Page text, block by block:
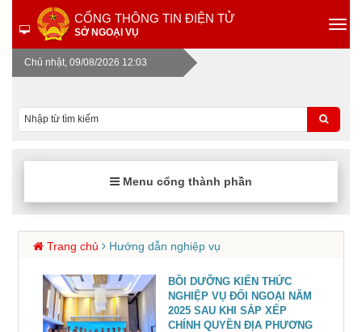
CỔNG THÔNG TIN ĐIỆN TỬ
SỞ NGOẠI VỤ
Chủ nhật, 09/08/2026 12:03
Menu cổng thành phần
Trang chủ Hướng dẫn nghiệp vụ
BỒI DƯỠNG KIẾN THỨC
NGHIỆP VỤ ĐỐI NGOẠI NĂM
2025 SAU KHI SẮP XẾP
CHÍNH QUYỀN ĐỊA PHƯƠNG